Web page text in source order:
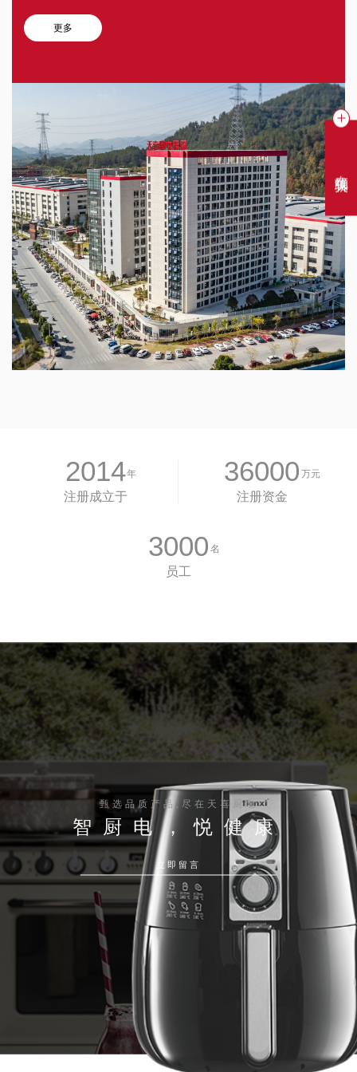
更多
2014年
注册成立于
36000 万元
注册资金
3000 名
员工
甄选品质产品,尽在天喜厨电
智厨电，悦健康
立即留言